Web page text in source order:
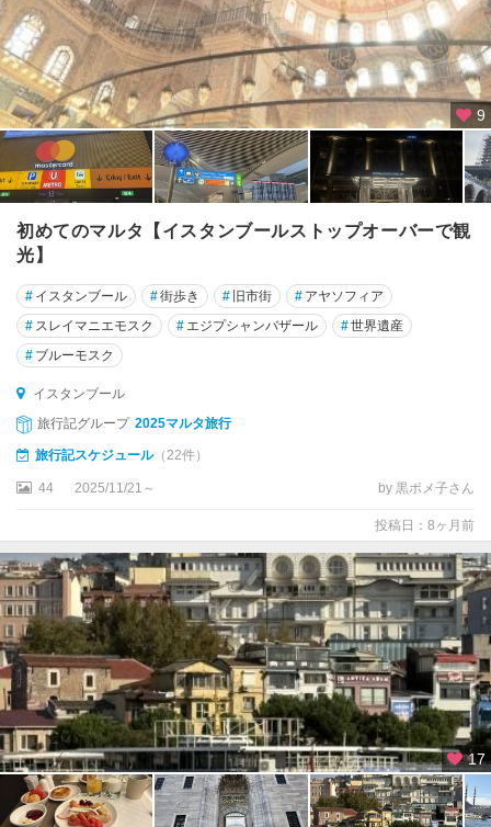
タ
ク
ヤ
ア
ン
ル
ヤ
イ
ズ
ニ
ッ
ク
ズ
ン
ギ
ル
エ
イ
ル
デ
ィ
ル
ス
キ
シ
ェ
ヒ
9
初めてのマルタ【イスタンブールストップオーバーで観
光】
# イスタンブール #街歩き # 旧市街 # アヤソフィア
# スレイマニエモスク # エジプシャンバザール #世界遺産
# ブルーモスク
イスタンブール
旅行記グループ 2025マルタ旅行
旅行記スケジュール（22件）
44 2025/11/21～ by 黒ポメ子さん
投稿日：8ヶ月前
17